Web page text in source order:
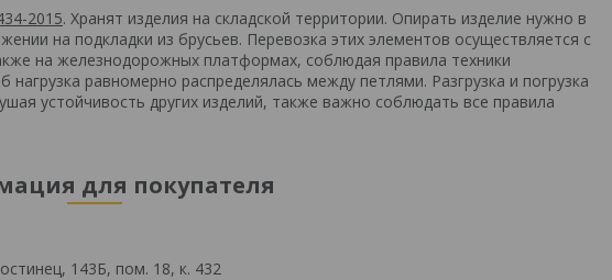
2015. Хранят изделия на складской территории. Опирать изделие нужно в
на подкладки из брусьев. Перевозка этих элементов осуществляется с
на железнодорожных платформах, соблюдая правила техники
равномерно распределялась между петлями. Разгрузка и погрузка
устойчивость других изделий, также важно соблюдать все правила
для покупателя
143Б, пом. 18, к. 432